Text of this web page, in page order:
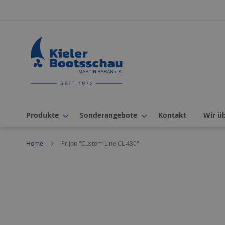
Produkte Sonderangebote Kontakt Wir
Home Prijon "Custom Line CL 430"